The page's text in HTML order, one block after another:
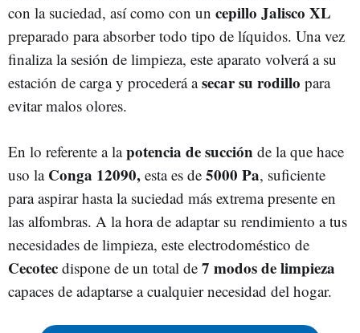
con la suciedad, así como con un cepillo Jalisco XL
preparado para absorber todo tipo de líquidos. Una vez
finaliza la sesión de limpieza, este aparato volverá a su
estación de carga y procederá asecar su rodillo para
evitar malos olores.
En lo referente a lapotencia de succión de la que hace
uso la Conga 12090, esta es de 5000 Pa, suficiente
para aspirar hasta la suciedad más extrema presente en
las alfombras. A la hora de adaptar su rendimiento a tus
necesidades de limpieza, este electrodoméstico de
Cecotec dispone de un total de 7 modos de limpieza
capaces de adaptarse a cualquier necesidad del hogar.